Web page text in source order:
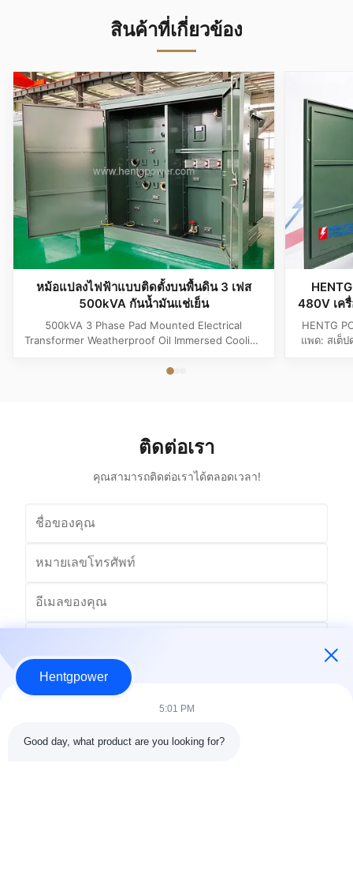
สินค้าที่เกี่ยวข้อง
หม้อแปลงไฟฟ้าแบบติดตั้งบนพื้นดิน 3 เฟส
500kVA กันน้ำมันแช่เย็น
500kVA 3 Phase Pad Mounted Electrical
Transformer Weatherproof Oil Immersed Cooling
Distribution transformer, power transformer, Oil-
480V เค
รับก
HENTG
แพด: สเต็ป
ติดต่อเรา
คุณสามารถติดต่อเราได้ตลอดเวลา!
Hentgpower
5:01 PM
Good day, what product are you looking for?